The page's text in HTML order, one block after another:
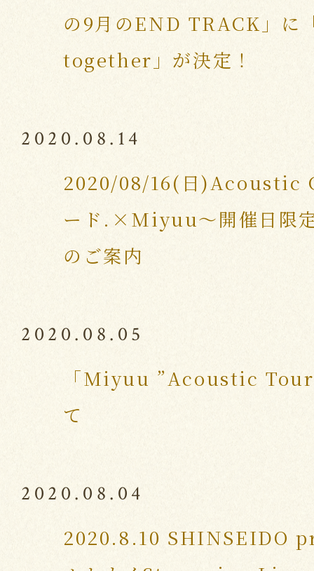
の9月のEND TRACK」
together」が決定！
2020.08.14
2020/08/16(日)Acoustic
ード.×Miyuu～開催日限
のご案内
2020.08.05
「Miyuu ”Acoustic Tour
て
2020.08.04
2020.8.10 SHINSEIDO